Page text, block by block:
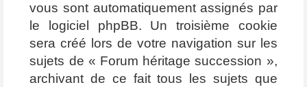
vous sont automatiquement assignés par
le logiciel phpBB. Un troisième cookie
sera créé lors de votre navigation sur les
sujets de « Forum héritage succession »,
archivant de ce fait tous les sujets que